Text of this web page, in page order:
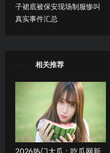
子裙底被保安现场制服惨叫
真实事件汇总
相关推荐